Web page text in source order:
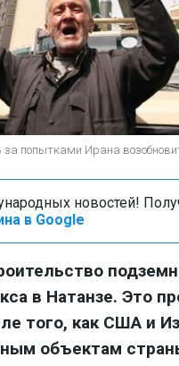
попытками Ирана
новостей!
в Google
в Натанзе. Это
того, как США и
объектам